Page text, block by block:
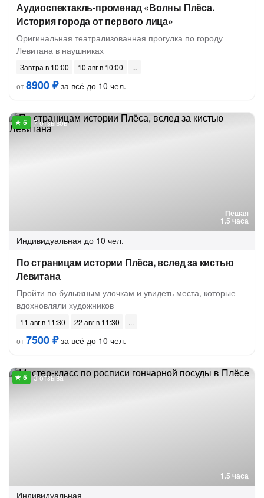
Аудиоспектакль-променад «Волны Плёса.
История города от первого лица»
Оригинальная театрализованная прогулка по городу
Левитана в наушниках
Завтра в 10:00
10 авг в 10:00
от8900 ₽за всё до 10 чел.
Пешая
1.5 часа
7 отзывов
Индивидуальная до 10 чел.
По страницам истории Плёса, вслед за кистью
Левитана
Пройти по булыжным улочкам и увидеть места, которые
вдохновляли художников
11 авг в 11:30
22 авг в 11:30
от7500 ₽за всё до 10 чел.
1.5 часа
3 отзыва
Индивидуальная